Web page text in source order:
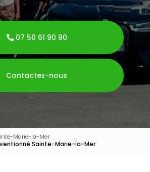
07 50 61 90 90
Contactez-nous
Marie-la-Mer
Sainte-Marie-la-Mer